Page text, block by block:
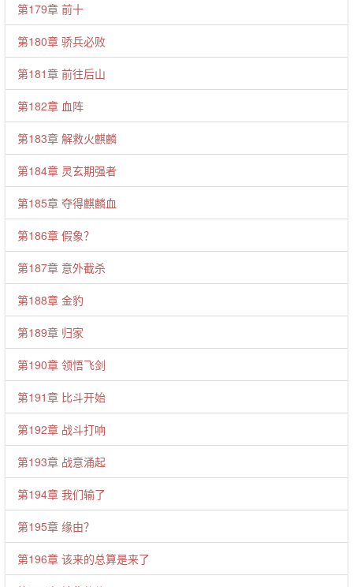
第179章 前十
第180章 骄兵必败
第181章 前往后山
第182章 血阵
第183章 解救火麒麟
第184章 灵玄期强者
第185章 夺得麒麟血
第186章 假象？
第187章 意外截杀
第188章 金豹
第189章 归家
第190章 领悟飞剑
第191章 比斗开始
第192章 战斗打响
第193章 战意涌起
第194章 我们输了
第195章 缘由？
第196章 该来的总算是来了